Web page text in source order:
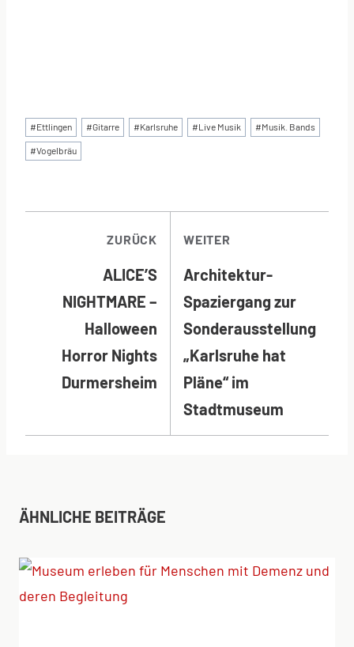
Schlagworte:
#Ettlingen #Gitarre #Karlsruhe #Live Musik #Musik. Bands
#Vogelbräu
ZURÜCK
ALICE’S
NIGHTMARE –
Halloween
Horror Nights
Durmersheim
WEITER
Architektur-
Spaziergang zur
Sonderausstellung
„Karlsruhe hat
Pläne“ im
Stadtmuseum
ÄHNLICHE BEITRÄGE